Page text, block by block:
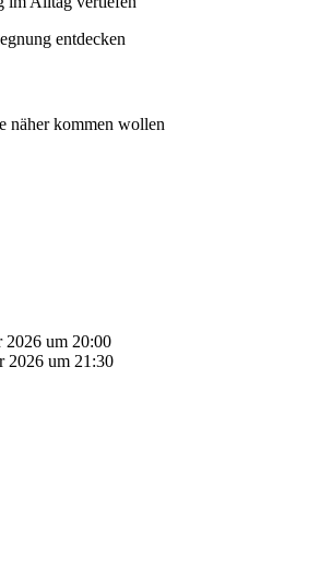
entdecken
näher kommen wollen
2026 um 20:00
2026 um 21:30